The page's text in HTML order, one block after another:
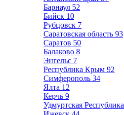
Барнаул 52
Бийск 10
Рубцовск 7
Саратовская область 93
Саратов 50
Балаково 8
Энгельс 7
Республика Крым 92
Симферополь 34
Ялта 12
Керчь 9
Удмуртская Республика